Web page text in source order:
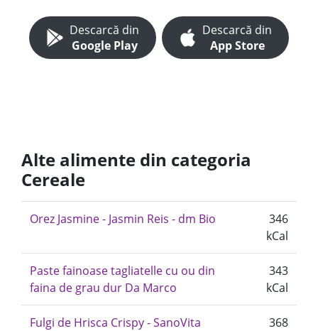
Descarcă din
Google Play
Descarcă din
App Store
Alte alimente din categoria
Cereale
Orez Jasmine - Jasmin Reis - dm Bio
346
kCal
Paste fainoase tagliatelle cu ou din
faina de grau dur Da Marco
343
kCal
Fulgi de Hrisca Crispy - SanoVita
368